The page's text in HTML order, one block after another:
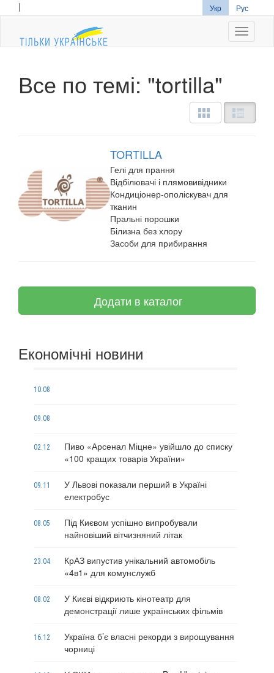
| Укр Рус
Все по темі: "tortilla"
TORTILLA
Гелі для прання
Відбілювачі і плямовивідники
Кондиціонер-ополіскувач для
тканин
Пральні порошки
Білизна без хлору
Засоби для прибирання
Додати в каталог
Економічні новини
10.08
09.08
02.12
Пиво «Арсенал Міцне» увійшло до списку
«100 кращих товарів України»
09.11
У Львові показали перший в Україні
електробус
08.05
Під Києвом успішно випробували
найновіший вітчизняний літак
23.04
КрАЗ випустив унікальний автомобіль
«4в1» для комунслужб
08.02
У Києві відкриють кінотеатр для
демонстрації лише українських фільмів
16.12
Україна б’є власні рекорди з вирощування
чорниці